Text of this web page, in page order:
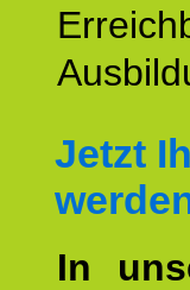
Jetzt
In